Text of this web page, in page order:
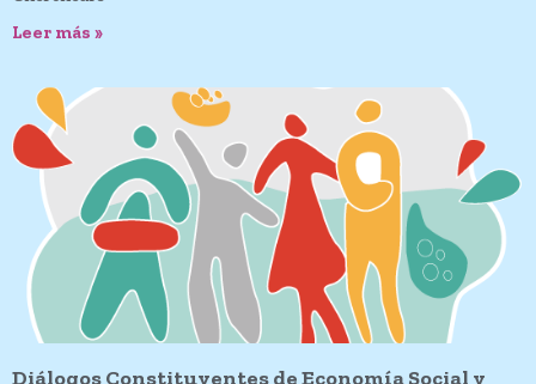
Leer más »
Diálogos Constituyentes de Economía Social y